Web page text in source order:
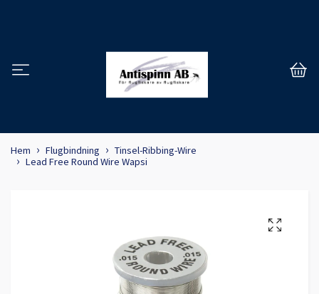
Hem Flugbindning
Tinsel-Ribbing-Wire
Lead Free Round Wire Wapsi